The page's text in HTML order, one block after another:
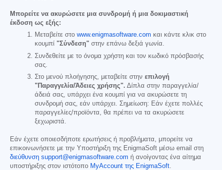
Μπορείτε να ακυρώσετε μια συνδρομή ή μια δοκιμαστική
έκδοση ως εξής:
Μεταβείτε στο www.enigmasoftware.com και κάντε κλικ στο
κουμπί "Σύνδεση" στην επάνω δεξιά γωνία.
Συνδεθείτε με το όνομα χρήστη και τον κωδικό πρόσβασής
σας.
Στο μενού πλοήγησης, μεταβείτε στην επιλογή
"Παραγγελία/Άδειες χρήσης". Δίπλα στην παραγγελία/
άδειά σας, υπάρχει ένα κουμπί για να ακυρώσετε τη
συνδρομή σας, εάν υπάρχει. Σημείωση: Εάν έχετε πολλές
παραγγελίες/προϊόντα, θα πρέπει να τα ακυρώσετε
ξεχωριστά.
Εάν έχετε οποιεσδήποτε ερωτήσεις ή προβλήματα, μπορείτε να
επικοινωνήσετε με την Υποστήριξη της EnigmaSoft μέσω email στη
διεύθυνση support@enigmasoftware.com ή ανοίγοντας ένα αίτημα
υποστήριξης στον ιστότοπο MyAccount της EnigmaSoft